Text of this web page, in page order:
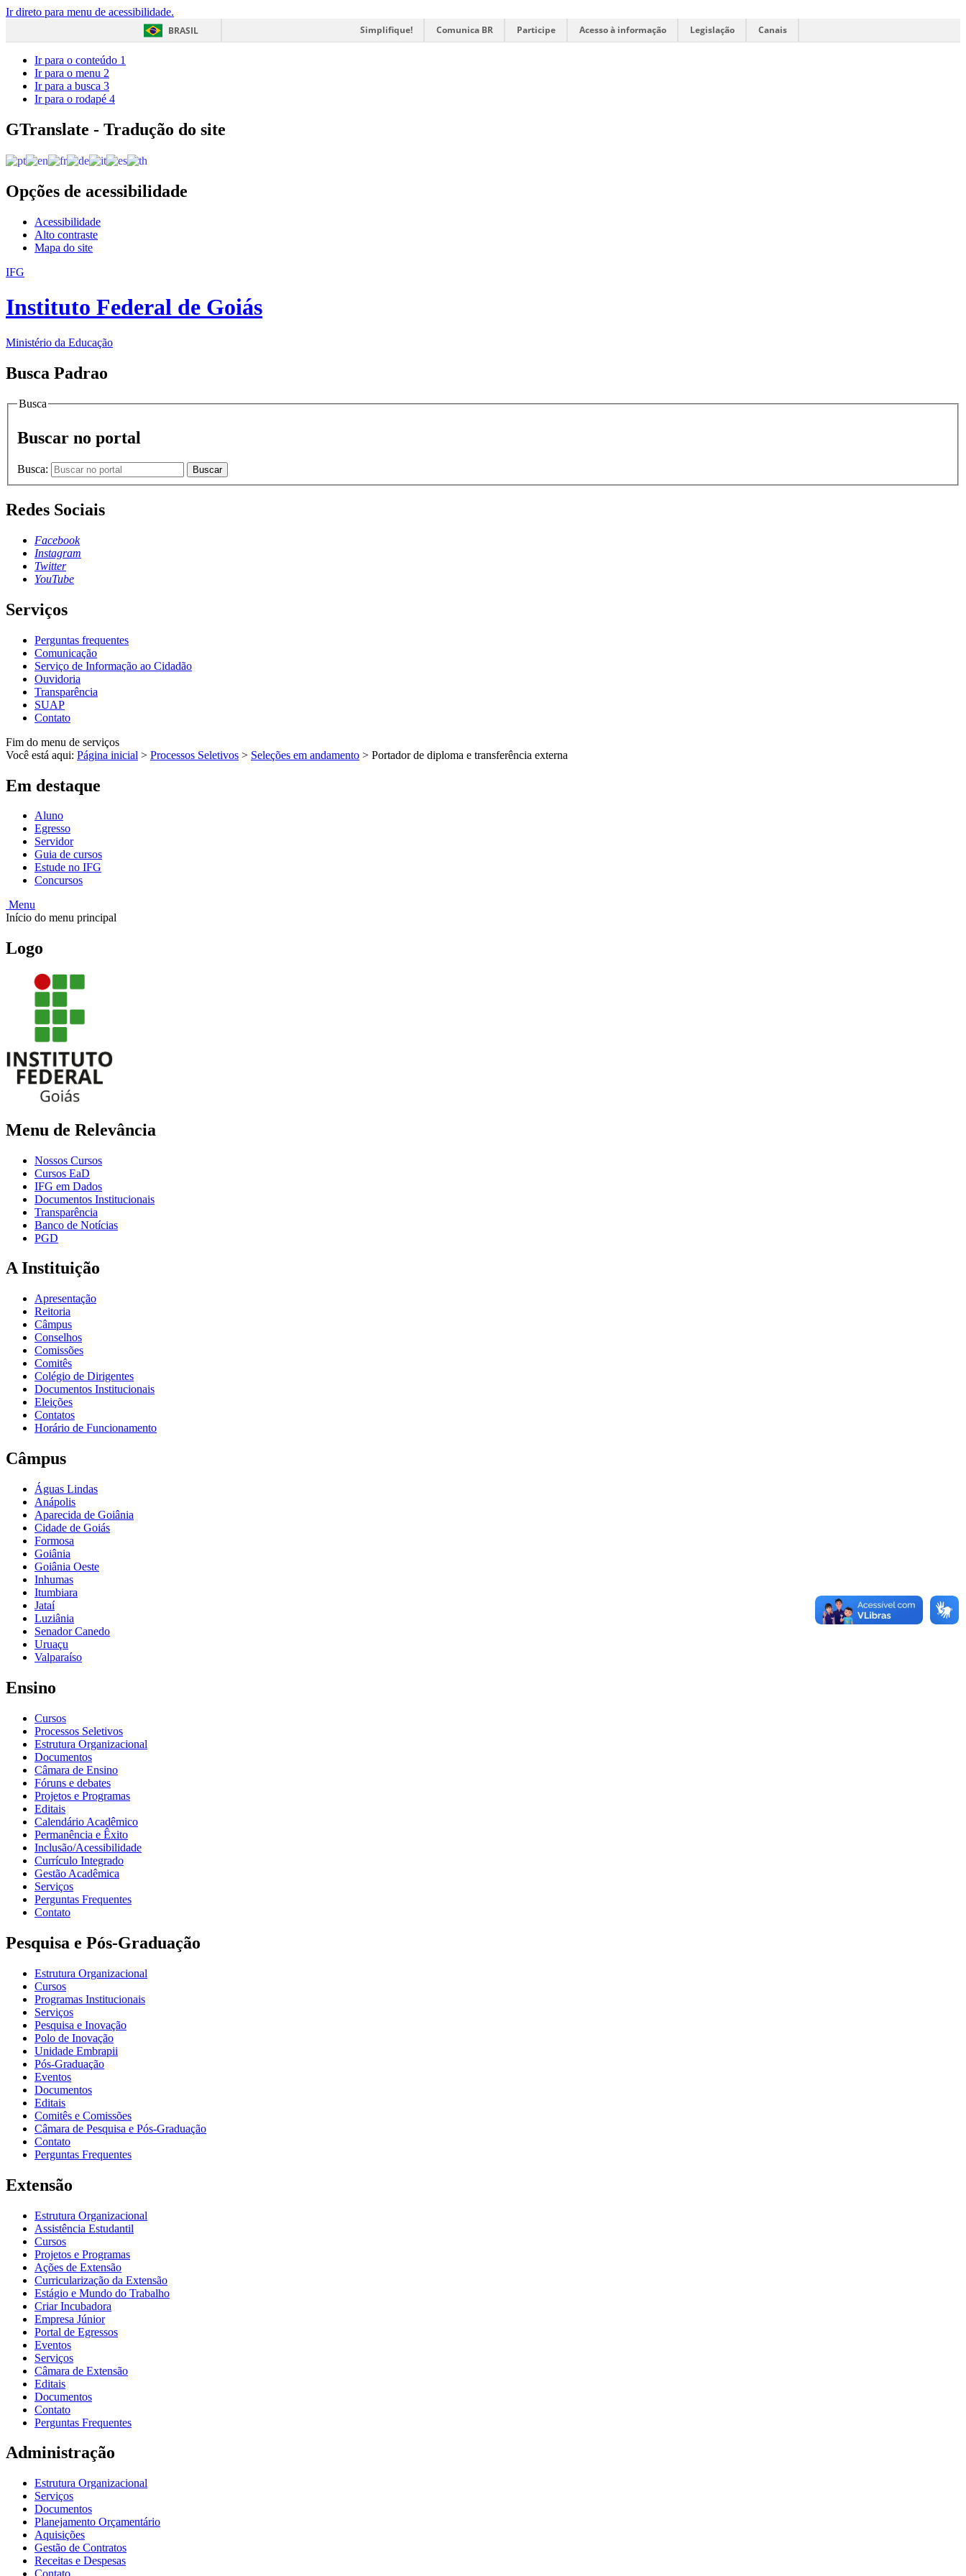
Ir direto para menu de acessibilidade.
BRASIL
Simplifique! Comunica BR Participe Acesso à informação Legislação Canais
Ir para o conteúdo 1
Ir para o menu 2
Ir para a busca 3
Ir para o rodapé 4
GTranslate - Tradução do site
Opções de acessibilidade
Acessibilidade
Alto contraste
Mapa do site
IFG
Instituto Federal de Goiás
Ministério da Educação
Busca Padrao
Busca
Buscar no portal
Busca: Buscar
Redes Sociais
Facebook
Instagram
Twitter
YouTube
Serviços
Perguntas frequentes
Comunicação
Serviço de Informação ao Cidadão
Ouvidoria
Transparência
SUAP
Contato
Fim do menu de serviços
Você está aqui: Página inicial > Processos Seletivos > Seleções em andamento > Portador de diploma e transferência externa
Em destaque
Aluno
Egresso
Servidor
Guia de cursos
Estude no IFG
Concursos
Menu
Início do menu principal
Logo
Menu de Relevância
Nossos Cursos
Cursos EaD
IFG em Dados
Documentos Institucionais
Transparência
Banco de Notícias
PGD
A Instituição
Apresentação
Reitoria
Câmpus
Conselhos
Comissões
Comitês
Colégio de Dirigentes
Documentos Institucionais
Eleições
Contatos
Horário de Funcionamento
Câmpus
Águas Lindas
Anápolis
Aparecida de Goiânia
Cidade de Goiás
Formosa
Goiânia
Goiânia Oeste
Inhumas
Itumbiara
Jataí
Luziânia
Senador Canedo
Uruaçu
Valparaíso
Ensino
Cursos
Processos Seletivos
Estrutura Organizacional
Documentos
Câmara de Ensino
Fóruns e debates
Projetos e Programas
Editais
Calendário Acadêmico
Permanência e Êxito
Inclusão/Acessibilidade
Currículo Integrado
Gestão Acadêmica
Serviços
Perguntas Frequentes
Contato
Pesquisa e Pós-Graduação
Estrutura Organizacional
Cursos
Programas Institucionais
Serviços
Pesquisa e Inovação
Polo de Inovação
Unidade Embrapii
Pós-Graduação
Eventos
Documentos
Editais
Comitês e Comissões
Câmara de Pesquisa e Pós-Graduação
Contato
Perguntas Frequentes
Extensão
Estrutura Organizacional
Assistência Estudantil
Cursos
Projetos e Programas
Ações de Extensão
Curricularização da Extensão
Estágio e Mundo do Trabalho
Criar Incubadora
Empresa Júnior
Portal de Egressos
Eventos
Serviços
Câmara de Extensão
Editais
Documentos
Contato
Perguntas Frequentes
Administração
Estrutura Organizacional
Serviços
Documentos
Planejamento Orçamentário
Aquisições
Gestão de Contratos
Receitas e Despesas